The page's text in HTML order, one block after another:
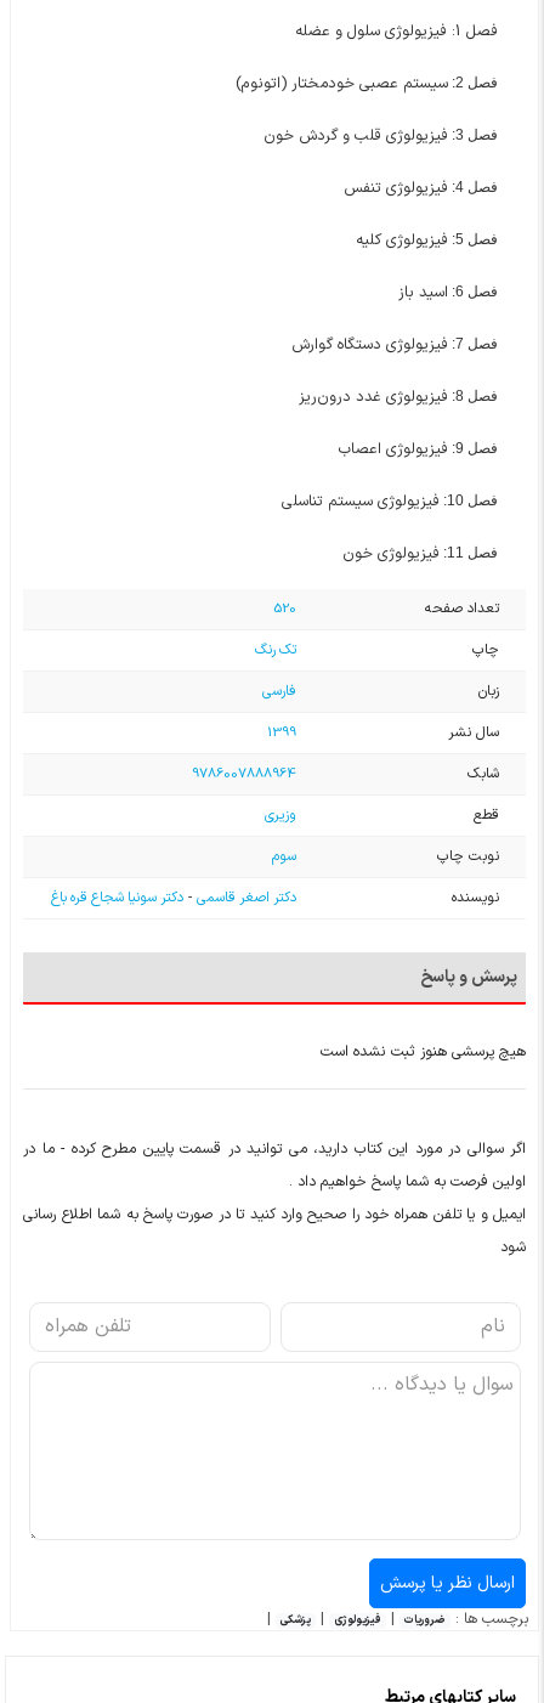
فصل 1: فیزیولوژی سلول و عضله
فصل 2: سیستم عصبی خودمختار (اتونوم)
فصل 3: فیزیولوژی قلب و گردش خون
فصل 4: فیزیولوژی تنفس
فصل 5: فیزیولوژی کلیه
فصل 6: اسید باز
فصل 7: فیزیولوژی دستگاه گوارش
فصل 8: فیزیولوژی غدد درون‌ریز
فصل 9: فیزیولوژی اعصاب
فصل 10: فیزیولوژی سیستم تناسلی
فصل 11: فیزیولوژی خون
تعداد صفحه
520
چاپ
تک رنگ
زبان
فارسی
سال نشر
1399
شابک
9786007888964
قطع
وزیری
نوبت چاپ
سوم
نویسنده
دکتر اصغر قاسمی- دکتر سونیا شجاع قره باغ
پرسش و پاسخ
هیچ پرسشی هنوز ثبت نشده است
اگر سوالی در مورد این کتاب دارید، می توانید در قسمت پایین مطرح کرده - ما در
اولین فرصت به شما پاسخ خواهیم داد .
ایمیل و یا تلفن همراه خود را صحیح وارد کنید تا در صورت پاسخ به شما اطلاع رسانی
شود
برچسب ها : ضروریات | فیزیولوژی | پزشکی |
سایر کتابهای مرتبط